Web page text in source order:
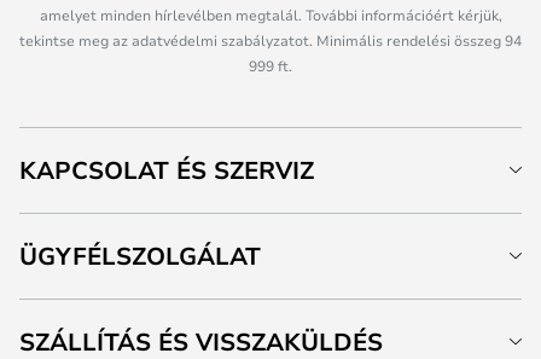
amelyet minden hírlevélben megtalál. További információért kérjük,
tekintse meg az adatvédelmi szabályzatot. Minimális rendelési összeg 94
999 ft.
KAPCSOLAT ÉS SZERVIZ
ÜGYFÉLSZOLGÁLAT
SZÁLLÍTÁS ÉS VISSZAKÜLDÉS